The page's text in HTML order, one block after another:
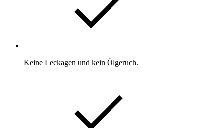
Keine Leckagen und kein Ölgeruch.